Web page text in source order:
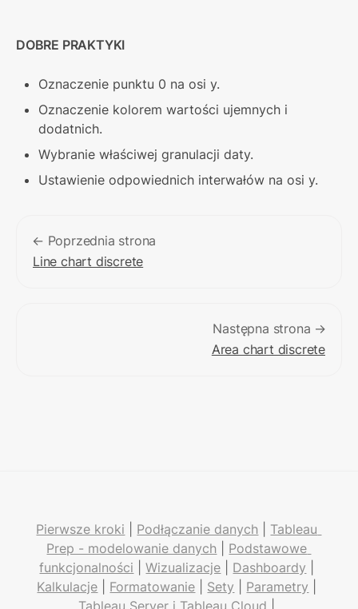
DOBRE PRAKTYKI
Oznaczenie punktu 0 na osi y.
Oznaczenie kolorem wartości ujemnych i
dodatnich.
Wybranie właściwej granulacji daty.
Ustawienie odpowiednich interwałów na osi y.
← Poprzednia strona
Line chart discrete
Następna strona →
Area chart discrete
Pierwsze kroki Podłączanie danych
Tableau
Prep - modelowanie danych
Podstawowe
funkcjonalności | Wizualizacje Dashboardy
Kalkulacje
Formatowanie Sety Parametry